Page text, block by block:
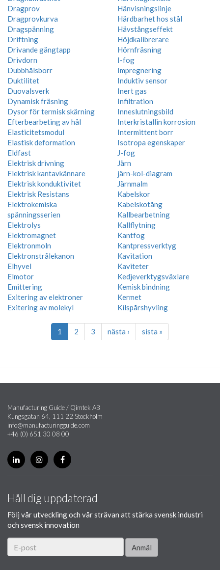
Dragprov
Dragprovkurva
Dragspänning
Driftning
Drivande gängtapp
Drivdorn
Dubbhålsborr
Duktilitet
Duovalsverk
Dynamisk fräsning
Dysor för termisk skärning
Efterbearbeting av hål
Elasticitetsmodul
Elastisk deformation
Eldfast
Elektrisk drivning
Elektrisk kantavkännare
Elektrisk konduktivitet
Elektrisk Resistans
Elektrokemiska
spänningsserien
Elektrolys
Elektromagnet
Elektronmoln
Elektronstrålekanon
Elhyvel
Elmotor
Emittering
Exitering av elektroner
Exitering av molekyl
Hänvisningslinje
Härdbarhet hos stål
Hävstångseffekt
Höjdkalibrerare
Hörnfräsning
I-fog
Impregnering
Induktiv sensor
Inert gas
Infiltration
Inneslutningsbild
Interkristallin korrosion
Intermittent borr
Isotropa egenskaper
J-fog
Järn
järn-kol-diagram
Järnmalm
Kabelskor
Kabelskotång
Kallbearbetning
Kallflytning
Kantfog
Kantpressverktyg
Kavitation
Kaviteter
Kedjeverktygsväxlare
Kemisk bindning
Kermet
Kilspårshyvling
1 2 3 nästa › sista »
Manufacturing Guide / Qimtek AB
Kungsgatan 64, 111 22 Stockholm
info@manufacturingguide.com
+46 (0) 651 30 08 00
Håll dig uppdaterad
Följ vår utveckling och vår strävan att stärka svensk industri
och svensk innovation
Anmäl